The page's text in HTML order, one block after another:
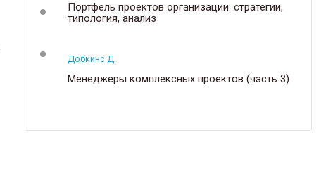
Портфель проектов организации: стратегии,
типология, анализ
Добкинс Д.
Менеджеры комплексных проектов (часть 3)